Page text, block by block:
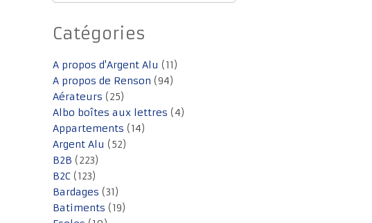
Catégories
A propos d'Argent Alu (11)
A propos de Renson (94)
Aérateurs (25)
Albo boîtes aux lettres (4)
Appartements (14)
Argent Alu (52)
B2B (223)
B2C (123)
Bardages (31)
Batiments (19)